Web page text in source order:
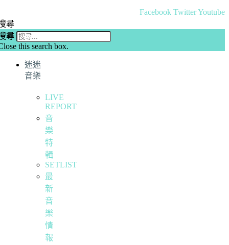
Facebook TwitterYoutube
尋
尋
this search box.
迷迷
音樂
LIVE
REPORT
音
樂
特
輯
SETLIST
最
新
音
樂
情
報